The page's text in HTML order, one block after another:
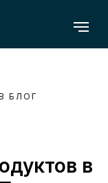
БЛОГ
в